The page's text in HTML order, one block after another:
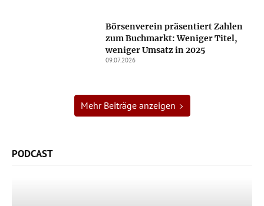
Börsenverein präsentiert Zahlen
zum Buchmarkt: Weniger Titel,
weniger Umsatz in 2025
09.07.2026
Mehr Beiträge anzeigen
PODCAST